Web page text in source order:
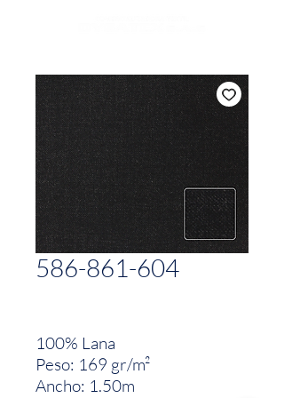
586-861-604
100% Lana
Peso: 169 gr/m²
Ancho: 1.50m